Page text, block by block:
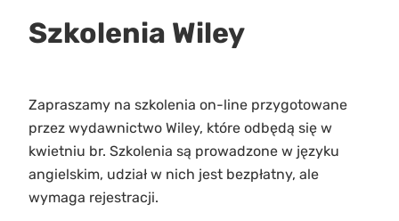
Szkolenia Wiley
Zapraszamy na szkolenia on-line przygotowane
przez wydawnictwo Wiley, które odbędą się w
kwietniu br. Szkolenia są prowadzone w języku
angielskim, udział w nich jest bezpłatny, ale
wymaga rejestracji.